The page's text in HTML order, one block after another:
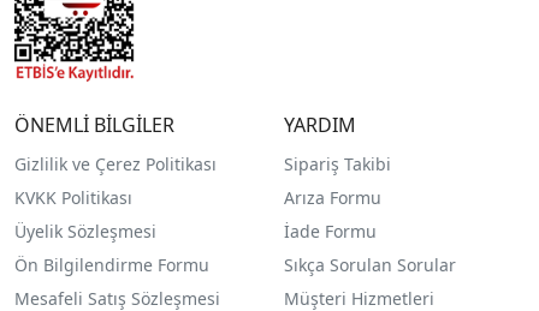
ÖNEMLİ BİLGİLER
Gizlilik ve Çerez Politikası
KVKK Politikası
Üyelik Sözleşmesi
Ön Bilgilendirme Formu
Mesafeli Satış Sözleşmesi
YARDIM
Sipariş Takibi
Arıza Formu
İade Formu
Sıkça Sorulan Sorular
Müşteri Hizmetleri